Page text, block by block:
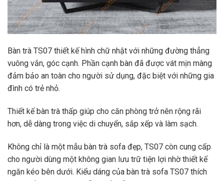
Bàn trà TS07 thiết kế hình chữ nhật với những đường thẳng
vuông vắn, góc cạnh. Phần cạnh bàn đã được vát mịn màng
đảm bảo an toàn cho người sử dụng, đặc biệt với những gia
đình có trẻ nhỏ.
Thiết kế bàn trà thấp giúp cho căn phòng trở nên rộng rãi
hơn, dễ dàng trong việc di chuyển, sắp xếp và làm sạch.
Không chỉ là một mẫu bàn trà sofa đẹp, TS07 còn cung cấp
cho người dùng một không gian lưu trữ tiện lợi nhờ thiết kế
ngăn kéo bên dưới. Kiểu dáng của bàn trà sofa TS07 thích